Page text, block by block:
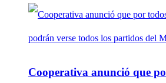
Cooperativa anunció que